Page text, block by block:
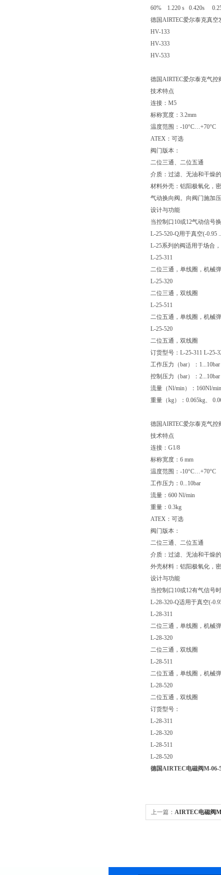
60% 1.220 s 0.420s
德国AIRTEC爱尔泰克真空
HV-133
HV-333
HV-533
德国AIRTEC爱尔泰克气控
技术特点
连接：M5
标称宽度：3.2mm
温度范围：-10°C…+70°C
ATEX：可选
阀门版本：
二位三通、二位五通
介质：过滤、无油和干燥
材料外壳：铝阳极氧化，
气动换向阀。向阀门施加
设计与功能
当控制口10或12气动信号
L-25-520-Q用于真空(-0.95
L-25系列的阀适用于场合
L-25-311
二位三通，单线圈，机械
L-25-320
二位三通，双线圈
L-25-511
二位五通，单线圈，机械
L-25-520
二位五通，双线圈
订货型号：L-25-311 L-25-
工作压力（bar）：1...10bar
控制压力（bar）：2...10bar
流量（Nl/min）：160Nl/min
重量（kg）：0.065kg、
德国AIRTEC爱尔泰克气控
技术特点
连接：G1/8
标称宽度：6 mm
温度范围：-10°C…+70°C
工作压力：0...10bar
流量：600 Nl/min
重量：0.3kg
ATEX：可选
阀门版本：
二位三通、二位五通
介质：过滤、无油和干燥
外壳材料：铝阳极氧化，
设计与功能
当控制口10或12有气信号
L-28-320-Q适用于真空(-
L-28-311
二位三通，单线圈，机械
L-28-320
二位三通，双线圈
L-28-511
二位五通，单线圈，机械
L-28-520
二位五通，双线圈
订货型号：
L-28-311
L-28-320
L-28-511
L-28-520
德国AIRTEC电磁阀M-06-
上一篇： AIRTEC电磁阀